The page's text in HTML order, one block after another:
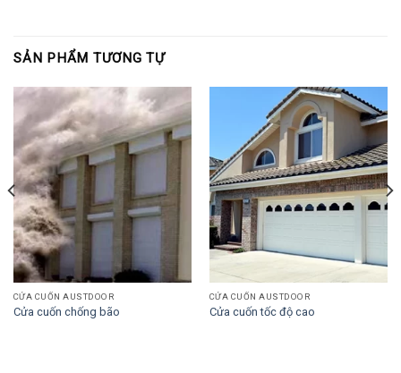
SẢN PHẨM TƯƠNG TỰ
CỬA CUỐN AUSTDOOR
Cửa cuốn chống bão
CỬA CUỐN AUSTDOOR
Cửa cuốn tốc độ cao